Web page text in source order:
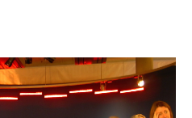
4/2018
2-3/2018